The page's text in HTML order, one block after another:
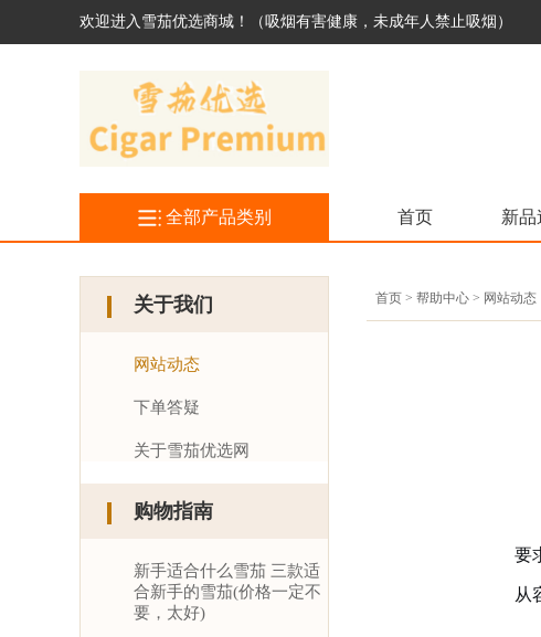
欢迎进入雪茄优选商城！（吸烟有害健康，未成年人禁止吸烟）
全部产品类别 首页 新品
关于我们
网站动态
下单答疑
关于雪茄优选网
购物指南
新手适合什么雪茄 三款适
合新手的雪茄(价格一定不
要，太好)
首页 > 帮助中心 > 网站动态
要
从